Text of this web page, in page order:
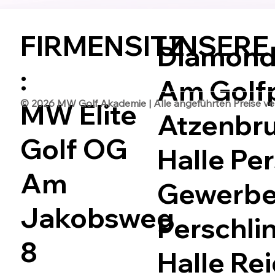
FIRMENSITZ
:
MW Elite
Golf OG
Am
Jakobsweg
8
Am
Halle
Halle
© 2026 MW Golf Akademie | Alle angeführten Preise